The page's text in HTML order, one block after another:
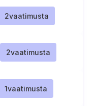
2vaatimusta
2vaatimusta
1vaatimusta